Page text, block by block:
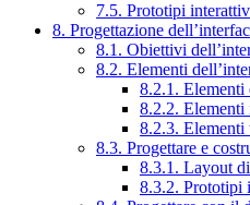
7.5. Prototipi
8. Progettazione
8.1. Obiettivi
8.2. Elementi
8.2.1. Elementi
8.2.2. Elementi
8.2.3. Elementi
8.3. Progettare e
8.3.1. Layout
8.3.2. Prototipi